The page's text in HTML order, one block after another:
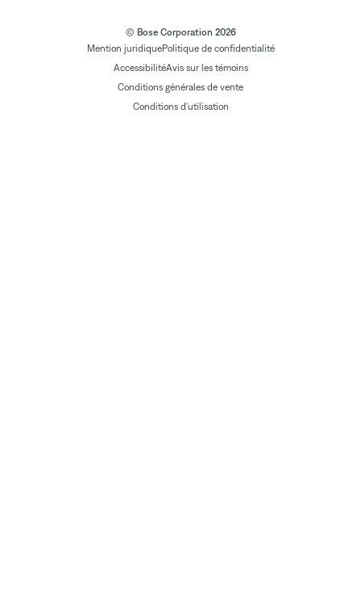
© Bose Corporation 2026
Mention juridiquePolitique de confidentialité
AccessibilitéAvis sur les témoins
Conditions générales de vente
Conditions d'utilisation